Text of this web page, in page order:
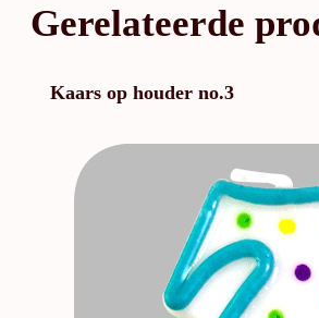
Gerelateerde
Kaars op houder no.3